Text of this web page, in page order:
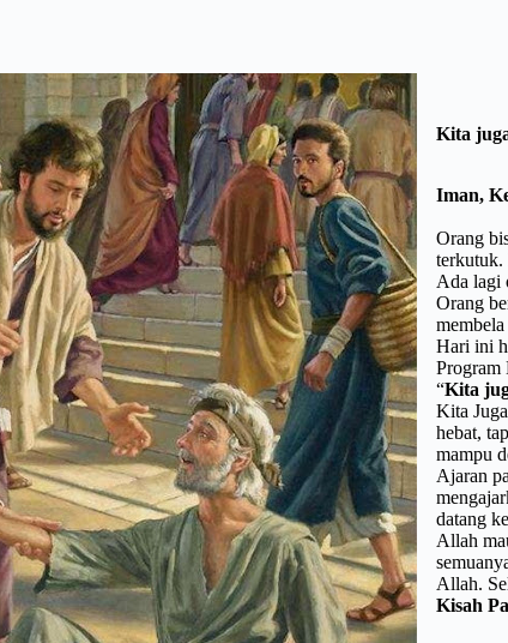
Kita
Iman,
Orang
terkutuk.
Ada lagi
Orang
Hari ini
Program
“Kita
Kita
hebat,
mampu
Ajaran
datang
Allah
Allah.
Kisah